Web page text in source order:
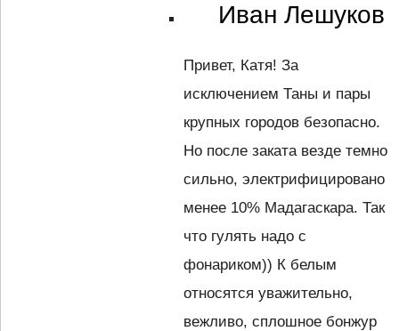
Иван Лешуков
Привет, Катя! За
исключением Таны и пары
крупных городов безопасно.
Но после заката везде темно
сильно, электрифицировано
менее 10% Мадагаскара. Так
что гулять надо с
фонариком)) К белым
относятся уважительно,
вежливо, сплошное бонжур